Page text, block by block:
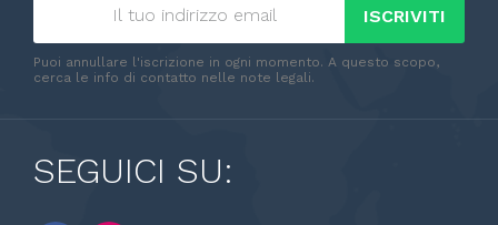
ISCRIVITI
Puoi annullare l'iscrizione in ogni momento. A questo scopo,
cerca le info di contatto nelle note legali.
SEGUICI SU: